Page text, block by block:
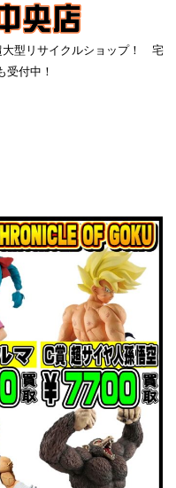
大型リサイクルショップ！ 宅
受付中！